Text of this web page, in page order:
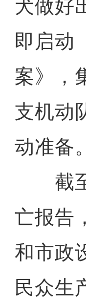
犬做好
即启动
案》，
支机动
动准备。
截至
亡报告
和市政
民众生